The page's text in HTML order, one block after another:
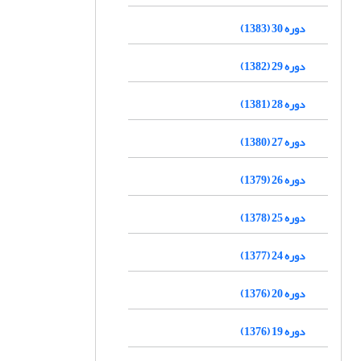
دوره 30 (1383)
دوره 29 (1382)
دوره 28 (1381)
دوره 27 (1380)
دوره 26 (1379)
دوره 25 (1378)
دوره 24 (1377)
دوره 20 (1376)
دوره 19 (1376)